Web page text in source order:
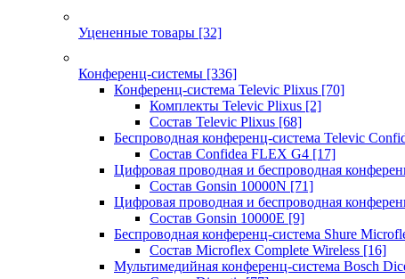
Уцененные товары [32]
Конференц-системы [336]
Конференц-система Televic Plixus [70]
Комплекты Televic Plixus [2]
Состав Televic Plixus [68]
Беспроводная конференц-система Televic
Состав Confidea FLEX G4 [17]
Цифровая проводная и беспроводная
Состав Gonsin 10000N [71]
Цифровая проводная и беспроводная
Состав Gonsin 10000E [9]
Беспроводная конференц-система Shure
Состав Microflex Complete Wireless [16]
Мультимедийная конференц-система Bosch